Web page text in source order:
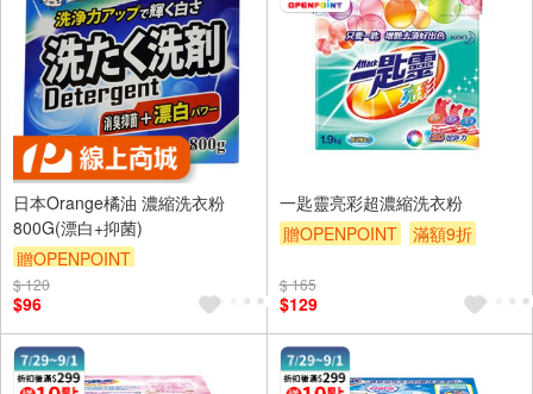
日本Orange橘油 濃縮洗衣粉
800G(漂白+抑菌)
贈OPENPOINT
$ 120
$96
一匙靈亮彩超濃縮洗衣粉
贈OPENPOINT
滿額9折
$ 165
$129